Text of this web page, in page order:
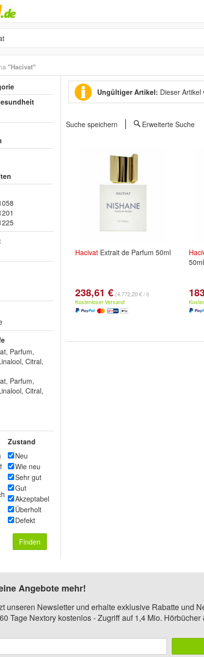
"Hacivat"
Parfum,
Citral,
Parfum,
Citral,
Zustand
Neu
Wie neu
Sehr gut
Gut
Akzeptabel
Überholt
Defekt
Finden
Ungültiger Artikel: Dieser
Suche speichern Erweiterte Suche
Hacivat Extrait de Parfum 50ml
238,61 € (4.772,20 € / l)
Kostenloser Versand
50ml
Angebote mehr!
unseren Newsletter und erhalte exklusive Rabatte und
Tage Nextory kostenlos - Zugriff auf 1,4 Mio. Hörbücher